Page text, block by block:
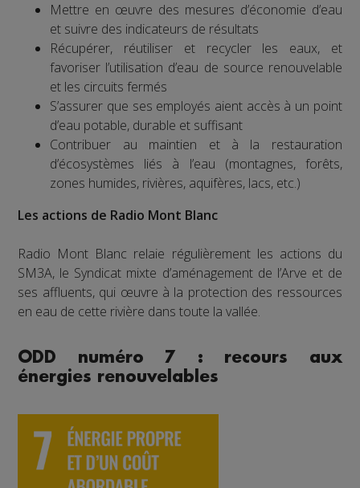
Mettre en œuvre des mesures d’économie d’eau
et suivre des indicateurs de résultats
Récupérer, réutiliser et recycler les eaux, et
favoriser l’utilisation d’eau de source renouvelable
et les circuits fermés
S’assurer que ses employés aient accès à un point
d’eau potable, durable et suffisant
Contribuer au maintien et à la restauration
d’écosystèmes liés à l’eau (montagnes, forêts,
zones humides, rivières, aquifères, lacs, etc.)
Les actions de Radio Mont Blanc
Radio Mont Blanc relaie régulièrement les actions du
SM3A, le Syndicat mixte d’aménagement de l’Arve et de
ses affluents, qui œuvre à la protection des ressources
en eau de cette rivière dans toute la vallée.
ODD numéro 7 : recours aux
énergies renouvelables